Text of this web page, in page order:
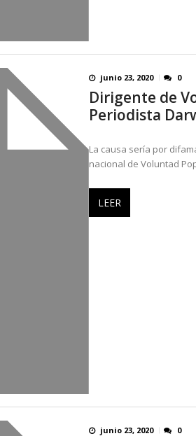
junio 23, 2020 0
Dirigente de
Periodista
La causa sería por
nacional de Voluntad
LEER
junio 23, 2020 0